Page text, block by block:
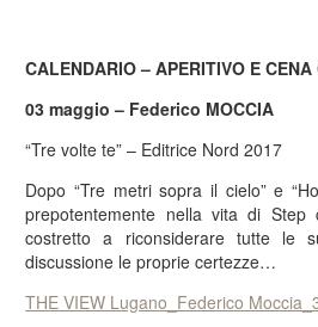
CALENDARIO – APERITIVO E
03 maggio – Federico MOCCIA
“Tre volte te” – Editrice Nord 2017
Dopo “Tre metri sopra il cielo” e
prepotentemente nella vita di
costretto a riconsiderare tutte le
discussione le proprie certezze…
THE VIEW Lugano_Federico